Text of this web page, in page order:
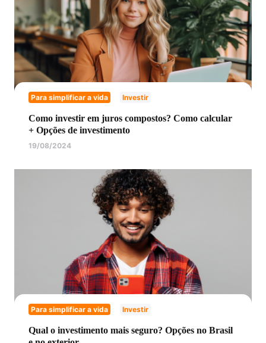
Para simplificar a vida Investir
Como investir em juros compostos? Como calcular
+ Opções de investimento
19/08/2024
Para simplificar a vida Investir
Qual o investimento mais seguro? Opções no Brasil